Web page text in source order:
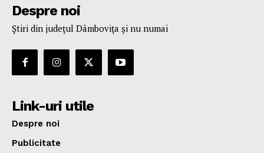
Despre noi
Ştiri din judeţul Dâmboviţa şi nu numai
Link-uri utile
Despre noi
Publicitate